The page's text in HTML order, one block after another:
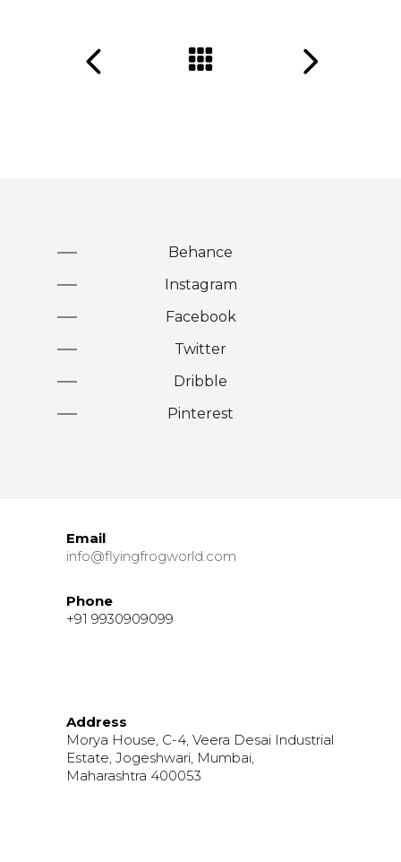
Behance
Instagram
Facebook
Twitter
Dribble
Pinterest
Email
info@flyingfrogworld.com
Phone
+91 9930909099
Address
Morya House, C-4, Veera Desai Industrial
Estate, Jogeshwari, Mumbai,
Maharashtra 400053